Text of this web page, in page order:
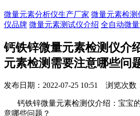
微量元素分析仪生产厂家 微量元素检测
仪品牌 微量元素测试仪介绍 全自动微
钙铁锌微量元素检测仪介
元素检测需要注意哪些问
发布日期：2022-07-25 10:51 浏览次数
钙铁锌微量元素检测仪介绍：宝宝
意哪些问题？